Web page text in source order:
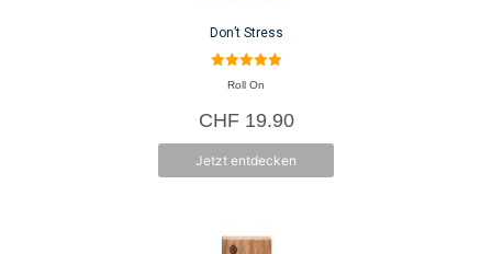
Don’t Stress
5.00
von 5
Roll On
CHF19.90
Jetzt entdecken